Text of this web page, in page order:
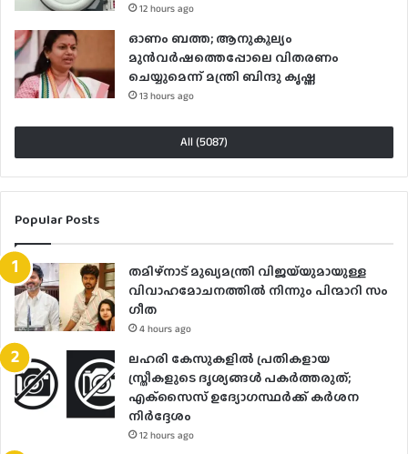
12 hours ago
ഓണം ബത്ത; ആനുകൂല്യം
മുൻവർഷത്തെപ്പോലെ വിതരണം
ചെയ്യുമെന്ന് മന്ത്രി ബിന്ദു കൃഷ്ണ
13 hours ago
All (5087)
Popular Posts
തമിഴ്നാട് മുഖ്യമന്ത്രി വിജയ്‌യുമായുള്ള
വിവാഹമോചനത്തിൽ നിന്നും പിന്മാറി സം​
ഗീത
4 hours ago
ലഹരി കേസുകളിൽ പ്രതികളായ
സ്ത്രീകളുടെ ദൃശ്യങ്ങൾ പകർത്തരുത്;
എക്‌സൈസ് ഉദ്യോഗസ്ഥർക്ക് കർശന
നിർദ്ദേശം
12 hours ago